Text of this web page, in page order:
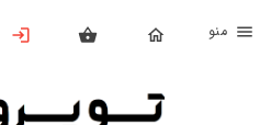
بستن
محصولات